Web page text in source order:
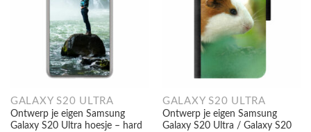
GALAXY S20 ULTRA
Ontwerp je eigen Samsung
Galaxy S20 Ultra hoesje – hard
GALAXY S20 ULTRA
Ontwerp je eigen Samsung
Galaxy S20 Ultra / Galaxy S20